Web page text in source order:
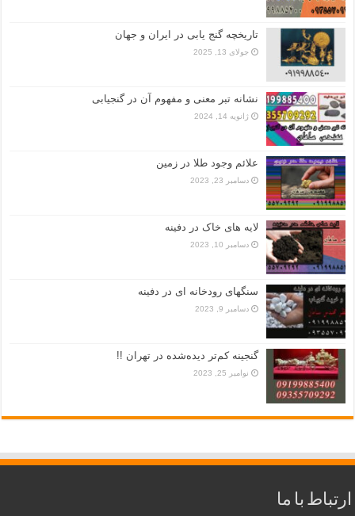
تاریخچه گنج‌ یابی در ایران و جهان
جولای 13, 2025
نشانه تبر معنی و مفهوم آن در گنجیابی
ژانویه 14, 2024
علائم وجود طلا در زمین
دسامبر 23, 2023
لایه های خاک در دفینه
دسامبر 10, 2023
سنگهای رودخانه ای در دفینه
دسامبر 9, 2023
گنجینه کم‌تر دیده‌شده در تهران !!
نوامبر 25, 2023
ارتباط با ما